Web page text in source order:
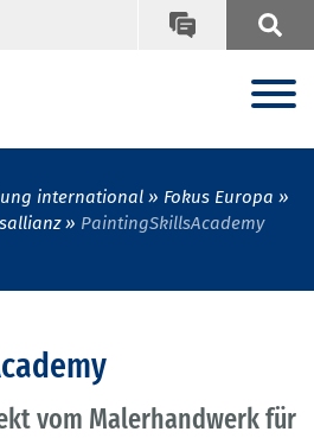
international
Fokus Europa
PaintingSkillsAcademy
vom Malerhandwerk für